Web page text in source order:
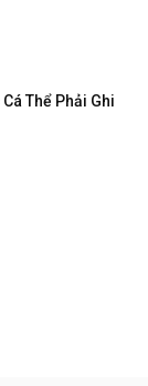
Thể Phải Ghi